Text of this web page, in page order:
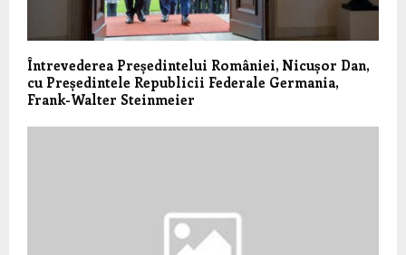
Întrevederea Președintelui României, Nicușor Dan,
cu Președintele Republicii Federale Germania,
Frank-Walter Steinmeier